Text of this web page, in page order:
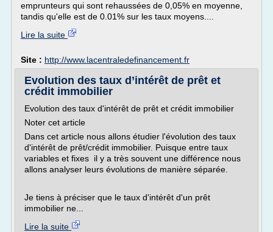
emprunteurs qui sont rehaussées de 0,05% en moyenne,
tandis qu'elle est de 0.01% sur les taux moyens....
Lire la suite
Site : http://www.lacentraledefinancement.fr
Evolution des taux d’intérêt de prêt et
crédit immobilier
Evolution des taux d'intérêt de prêt et crédit immobilier
Noter cet article
Dans cet article nous allons étudier l'évolution des taux
d'intérêt de prêt/crédit immobilier. Puisque entre taux
variables et fixes il y a très souvent une différence nous
allons analyser leurs évolutions de manière séparée.
Je tiens à préciser que le taux d'intérêt d'un prêt
immobilier ne...
Lire la suite